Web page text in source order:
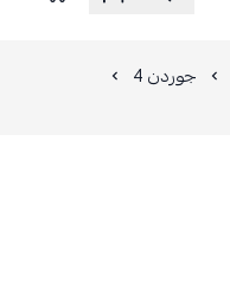
جوردن 4